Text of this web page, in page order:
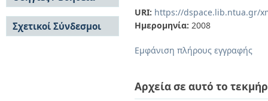
URI: https://dspace.lib.ntua.gr/
Ημερομηνία: 2008
Εμφάνιση πλήρους εγγραφής
Αρχεία σε αυτό το
Έκδοσης
Συγγραφείς
Τίτλοι
Θέματα
Οδηγίες Υποβολής
Οδηγίες Χρήσης ΙΑ
Συχνές Ερωτήσεις
Σχετικοί Σύνδεσμοι